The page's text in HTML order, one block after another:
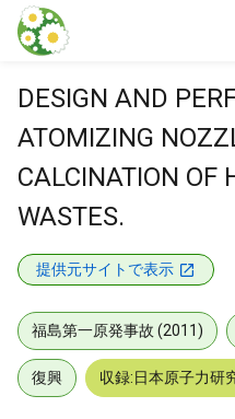
本文に飛ぶ
DESIGN AND
ATOMIZING
CALCINATION OF
WASTES.
提供元サイトで表示
福島第一原発事故 (2011)
復興 収録:日本原子力研